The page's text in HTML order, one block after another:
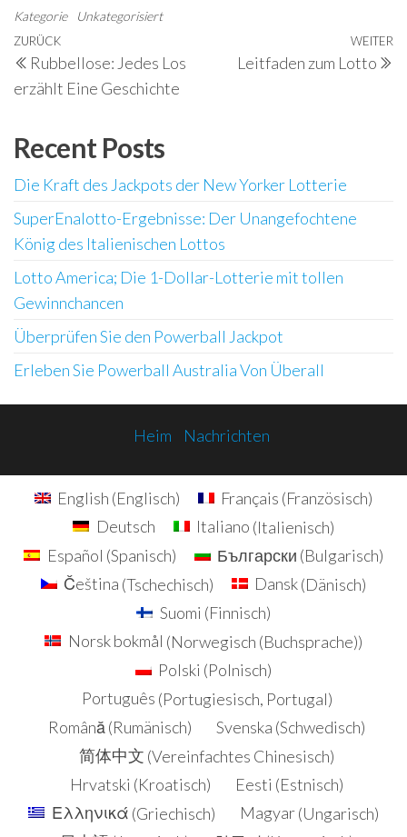
Kategorie Unkategorisiert
Beitragsnavigation
Vorheriger
Beitrag
ZURÜCK
Rubbellose: Jedes Los
erzählt Eine Geschichte
WEITER
Leitfaden zum Lotto
Recent Posts
Die Kraft des Jackpots der New Yorker Lotterie
SuperEnalotto-Ergebnisse: Der Unangefochtene
König des Italienischen Lottos
Lotto America; Die 1-Dollar-Lotterie mit tollen
Gewinnchancen
Überprüfen Sie den Powerball Jackpot
Erleben Sie Powerball Australia Von Überall
Heim Nachrichten
English (Englisch) Français (Französisch)
Deutsch
Italiano (Italienisch)
Español (Spanisch) Български (Bulgarisch)
Čeština (Tschechisch) Dansk(Dänisch)
Suomi (Finnisch)
Norsk bokmål (Norwegisch (Buchsprache))
Polski (Polnisch)
Português (Portugiesisch, Portugal)
Română(Rumänisch) Svenska (Schwedisch)
简体中文 (Vereinfachtes Chinesisch)
Hrvatski (Kroatisch) Eesti (Estnisch)
Ελληνικά (Griechisch) Magyar(Ungarisch)